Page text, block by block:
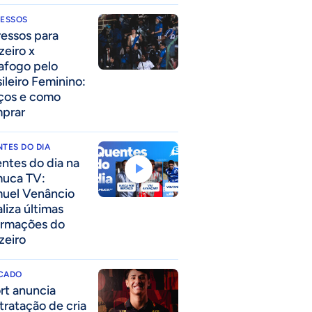
para
x
pelo
Feminino:
e como
DO DIA
do dia na
TV:
Venâncio
últimas
do
anuncia
de cria